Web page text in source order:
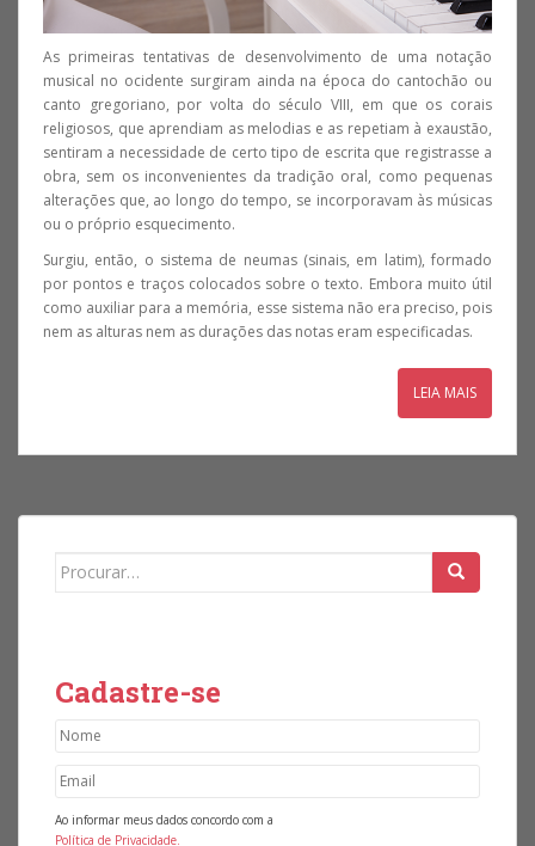
As primeiras tentativas de desenvolvimento de uma notação
musical no ocidente surgiram ainda na época do cantochão ou
canto gregoriano, por volta do século VIII, em que os corais
religiosos, que aprendiam as melodias e as repetiam à exaustão,
sentiram a necessidade de certo tipo de escrita que registrasse a
obra, sem os inconvenientes da tradição oral, como pequenas
alterações que, ao longo do tempo, se incorporavam às músicas
ou o próprio esquecimento.
Surgiu, então, o sistema de neumas (sinais, em latim), formado
por pontos e traços colocados sobre o texto. Embora muito útil
como auxiliar para a memória, esse sistema não era preciso, pois
nem as alturas nem as durações das notas eram especificadas.
LEIA MAIS
Search for:
Cadastre-se
Ao informar meus dados concordo com a
Política de Privacidade.